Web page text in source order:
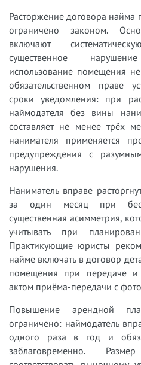
Расторжение договора найма
ограничено законом.
включают
существенное
использование помещения
обязательственном праве
сроки уведомления: при
наймодателя без вины
составляет не менее трёх
нанимателя применяется
предупреждения с
нарушения.
Наниматель вправе
за один месяц при
существенная асимметрия,
учитывать при
Практикующие юристы
найме включать в договор
помещения при передаче и
актом приёма-передачи с
Повышение арендной
ограничено: наймодатель
одного раза в год и
заблаговременно.